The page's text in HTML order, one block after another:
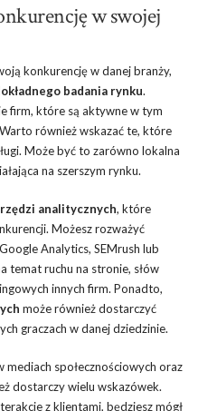
w swojej
konkurencję w danej branży,
badania rynku.
firm, które są aktywne w tym
również wskazać te, które
Może być to zarówno lokalna
na szerszym rynku.
analitycznych, które
Możesz rozważyć
Analytics, SEMrush lub
temat ruchu na stronie, słów
innych firm. Ponadto,
może również dostarczyć
graczach w danej dziedzinie.
mediach społecznościowych oraz
dostarczy wielu wskazówek.
z klientami, będziesz mógł